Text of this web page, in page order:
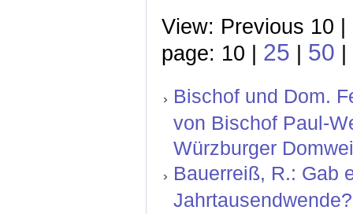
View: Previous 10 |
page: 10 | 25 | 50 |
Bischof und Dom.
von Bischof Paul-
Würzburger
Bauerreiß, R.: Gab